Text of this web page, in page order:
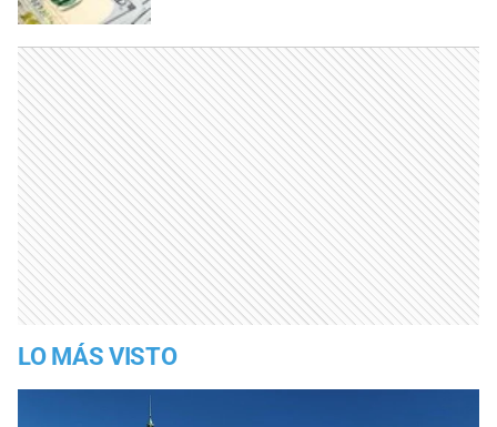
LO MÁS VISTO